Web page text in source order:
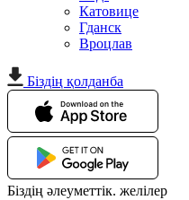
Катовице
Гданск
Вроцлав
Біздің қолданба
Біздің әлеуметтік. желілер